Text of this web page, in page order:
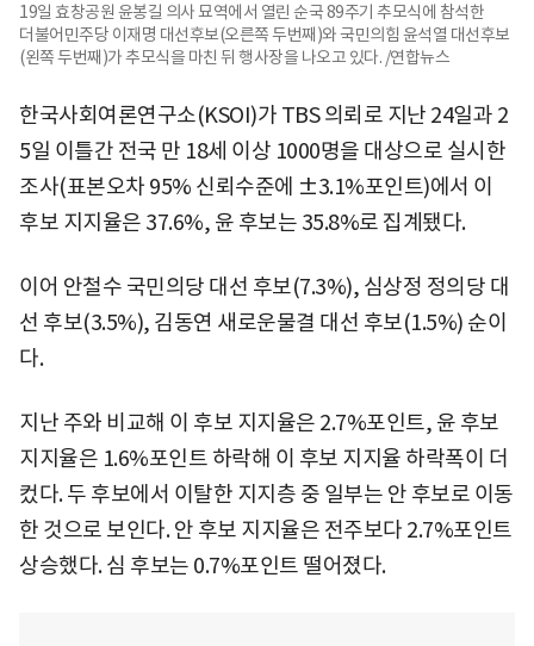
19일 효창공원 윤봉길 의사 묘역에서 열린 순국 89주기 추모식에 참석한
더불어민주당 이재명 대선후보(오른쪽 두번째)와 국민의힘 윤석열 대선후보
(왼쪽 두번째)가 추모식을 마친 뒤 행사장을 나오고 있다. /연합뉴스
한국사회여론연구소(KSOI)가 TBS 의뢰로 지난 24일과 2
5일 이틀간 전국 만 18세 이상 1000명을 대상으로 실시한
조사(표본오차 95% 신뢰수준에 ±3.1%포인트)에서 이
후보 지지율은 37.6%, 윤 후보는 35.8%로 집계됐다.
이어 안철수 국민의당 대선 후보(7.3%), 심상정 정의당 대
선 후보(3.5%), 김동연 새로운물결 대선 후보(1.5%) 순이
다.
지난 주와 비교해 이 후보 지지율은 2.7%포인트, 윤 후보
지지율은 1.6%포인트 하락해 이 후보 지지율 하락폭이 더
컸다. 두 후보에서 이탈한 지지층 중 일부는 안 후보로 이동
한 것으로 보인다. 안 후보 지지율은 전주보다 2.7%포인트
상승했다. 심 후보는 0.7%포인트 떨어졌다.